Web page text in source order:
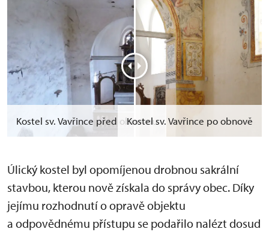
Kostel sv. Vavřince před obnovouKostel sv. Vavřince po obnově
Úlický kostel byl opomíjenou drobnou sakrální
stavbou, kterou nově získala do správy obec. Díky
jejímu rozhodnutí o opravě objektu
a odpovědnému přístupu se podařilo nalézt dosud